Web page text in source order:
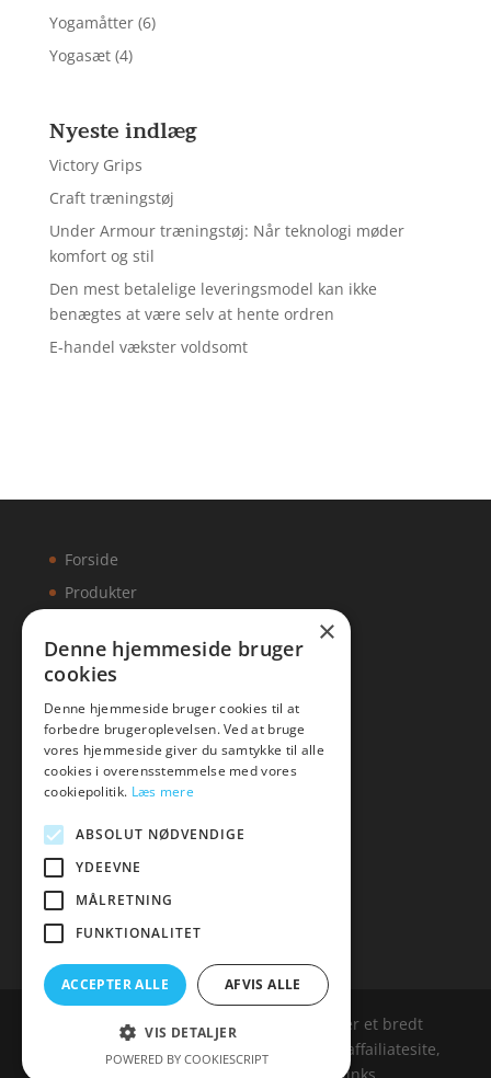
Yogamåtter (6)
Yogasæt (4)
Nyeste indlæg
Victory Grips
Craft træningstøj
Under Armour træningstøj: Når teknologi møder
komfort og stil
Den mest betalelige leveringsmodel kan ikke
benægtes at være selv at hente ordren
E-handel vækster voldsomt
Forside
Produkter
Artikler
Malawigruppen
Mail:hej@malawigruppen.dk
Malawigruppen.dk er siden, der samler et bredt
udvalg af spændende varer. Siden er et affailiatesite,
og nogle links kan være affialitelinks.
×
Denne hjemmeside bruger
cookies
Denne hjemmeside bruger cookies til at
forbedre brugeroplevelsen. Ved at bruge
vores hjemmeside giver du samtykke til alle
cookies i overensstemmelse med vores
cookiepolitik. Læs mere
ABSOLUT NØDVENDIGE
YDEEVNE
MÅLRETNING
FUNKTIONALITET
ACCEPTER ALLE AFVIS ALLE
VIS DETALJER
POWERED BY COOKIESCRIPT